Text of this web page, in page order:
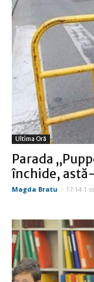
Ultima Oră
Parada
închide,
Magda Bratu - 17:14 1